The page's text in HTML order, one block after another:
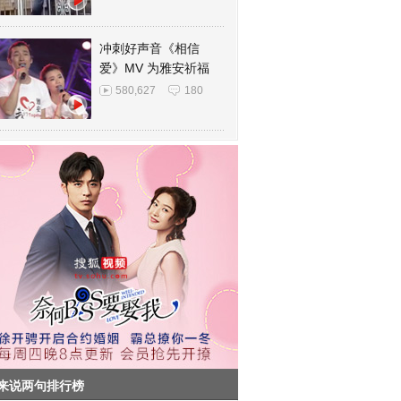
冲刺好声音《相信
爱》MV 为雅安祈福
580,627 180
说两句排行榜